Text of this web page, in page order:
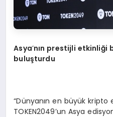
Asya’nın prestijli etkinliği
buluşturdu
“Dünyanın en büyük kripto
TOKEN2049’un Asya